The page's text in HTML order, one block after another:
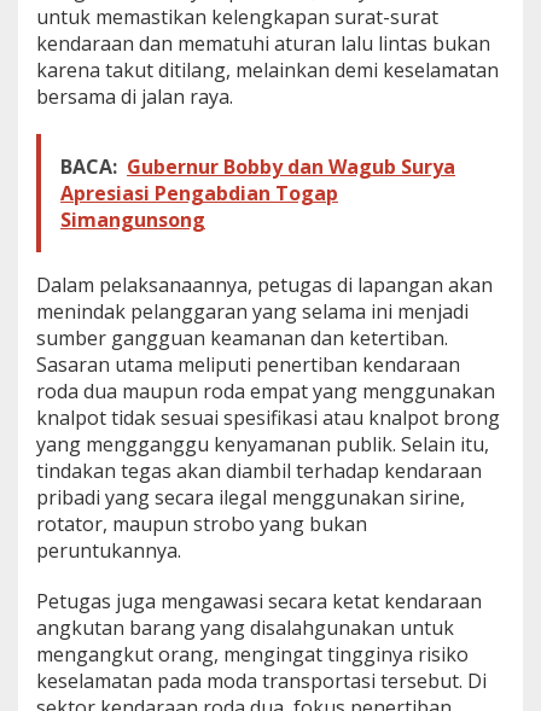
untuk memastikan kelengkapan surat-surat
kendaraan dan mematuhi aturan lalu lintas bukan
karena takut ditilang, melainkan demi keselamatan
bersama di jalan raya.
BACA: Gubernur Bobby dan Wagub Surya
Apresiasi Pengabdian Togap
Simangunsong
Dalam pelaksanaannya, petugas di lapangan akan
menindak pelanggaran yang selama ini menjadi
sumber gangguan keamanan dan ketertiban.
Sasaran utama meliputi penertiban kendaraan
roda dua maupun roda empat yang menggunakan
knalpot tidak sesuai spesifikasi atau knalpot brong
yang mengganggu kenyamanan publik. Selain itu,
tindakan tegas akan diambil terhadap kendaraan
pribadi yang secara ilegal menggunakan sirine,
rotator, maupun strobo yang bukan
peruntukannya.
Petugas juga mengawasi secara ketat kendaraan
angkutan barang yang disalahgunakan untuk
mengangkut orang, mengingat tingginya risiko
keselamatan pada moda transportasi tersebut. Di